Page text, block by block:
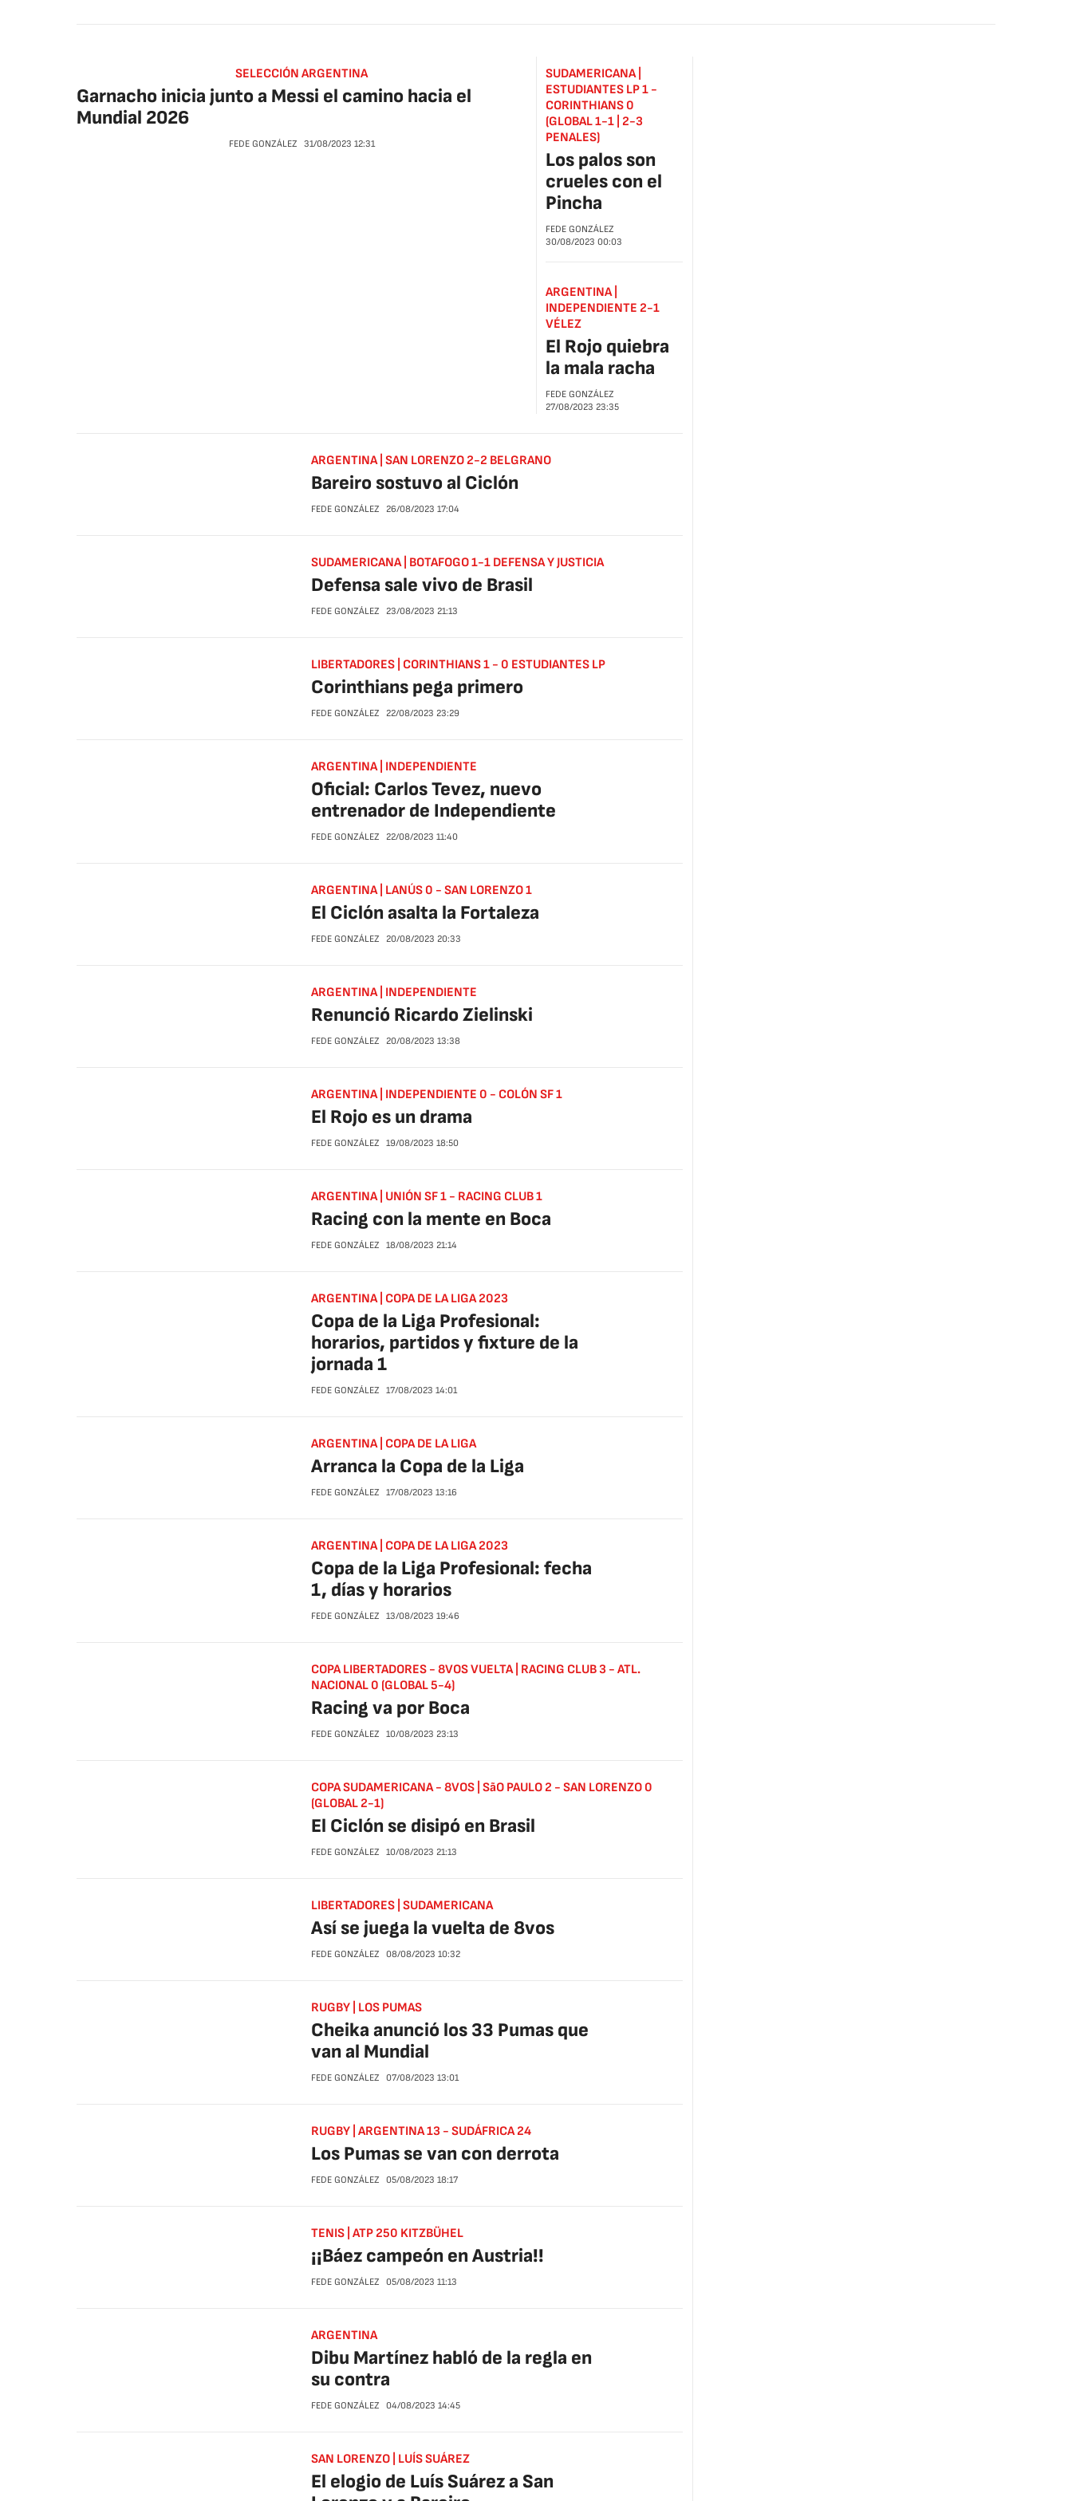
SELECCIÓN ARGENTINA
Garnacho inicia junto a Messi el camino hacia el
Mundial 2026
FEDE GONZÁLEZ 31/08/2023 12:31
SUDAMERICANA |
ESTUDIANTES LP 1 -
CORINTHIANS 0
(GLOBAL 1-1 | 2-3
PENALES)
Los palos son
crueles con el
Pincha
FEDE GONZÁLEZ
30/08/2023 00:03
ARGENTINA |
INDEPENDIENTE 2-1
VÉLEZ
El Rojo quiebra
la mala racha
FEDE GONZÁLEZ
27/08/2023 23:35
ARGENTINA | SAN LORENZO 2-2 BELGRANO
Bareiro sostuvo al Ciclón
FEDE GONZÁLEZ 26/08/2023 17:04
SUDAMERICANA | BOTAFOGO 1-1 DEFENSA Y JUSTICIA
Defensa sale vivo de Brasil
FEDE GONZÁLEZ 23/08/2023 21:13
LIBERTADORES | CORINTHIANS 1 - 0 ESTUDIANTES LP
Corinthians pega primero
FEDE GONZÁLEZ 22/08/2023 23:29
ARGENTINA | INDEPENDIENTE
Oficial: Carlos Tevez, nuevo
entrenador de Independiente
FEDE GONZÁLEZ 22/08/2023 11:40
ARGENTINA | LANÚS 0 - SAN LORENZO 1
El Ciclón asalta la Fortaleza
FEDE GONZÁLEZ 20/08/2023 20:33
ARGENTINA | INDEPENDIENTE
Renunció Ricardo Zielinski
FEDE GONZÁLEZ 20/08/2023 13:38
ARGENTINA | INDEPENDIENTE 0 - COLÓN SF 1
El Rojo es un drama
FEDE GONZÁLEZ 19/08/2023 18:50
ARGENTINA | UNIÓN SF 1 - RACING CLUB 1
Racing con la mente en Boca
FEDE GONZÁLEZ 18/08/2023 21:14
ARGENTINA | COPA DE LA LIGA 2023
Copa de la Liga Profesional:
horarios, partidos y fixture de la
jornada 1
FEDE GONZÁLEZ 17/08/2023 14:01
ARGENTINA | COPA DE LA LIGA
Arranca la Copa de la Liga
FEDE GONZÁLEZ 17/08/2023 13:16
ARGENTINA | COPA DE LA LIGA 2023
Copa de la Liga Profesional: fecha
1, días y horarios
FEDE GONZÁLEZ 13/08/2023 19:46
COPA LIBERTADORES - 8VOS VUELTA | RACING CLUB 3 - ATL.
NACIONAL 0 (GLOBAL 5-4)
Racing va por Boca
FEDE GONZÁLEZ 10/08/2023 23:13
COPA SUDAMERICANA - 8VOS | SãO PAULO 2 - SAN LORENZO 0
(GLOBAL 2-1)
El Ciclón se disipó en Brasil
FEDE GONZÁLEZ 10/08/2023 21:13
LIBERTADORES | SUDAMERICANA
Así se juega la vuelta de 8vos
FEDE GONZÁLEZ 08/08/2023 10:32
RUGBY | LOS PUMAS
Cheika anunció los 33 Pumas que
van al Mundial
FEDE GONZÁLEZ 07/08/2023 13:01
RUGBY | ARGENTINA 13 - SUDÁFRICA 24
Los Pumas se van con derrota
FEDE GONZÁLEZ 05/08/2023 18:17
TENIS | ATP 250 KITZBÜHEL
¡¡Báez campeón en Austria!!
FEDE GONZÁLEZ 05/08/2023 11:13
ARGENTINA
Dibu Martínez habló de la regla en
su contra
FEDE GONZÁLEZ 04/08/2023 14:45
SAN LORENZO | LUÍS SUÁREZ
El elogio de Luís Suárez a San